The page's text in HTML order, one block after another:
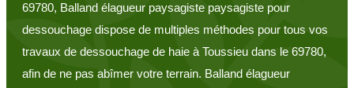
69780, Balland élagueur paysagiste paysagiste pour
dessouchage dispose de multiples méthodes pour tous vos
travaux de dessouchage de haie à Toussieu dans le 69780,
afin de ne pas abîmer votre terrain. Balland élagueur